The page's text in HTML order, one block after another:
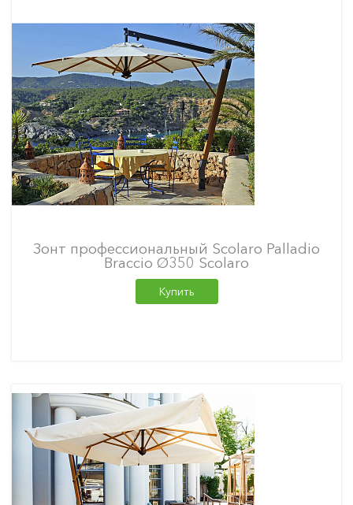
Зонт профессиональный Scolaro Palladio
Braccio Ø350 Scolaro
Купить